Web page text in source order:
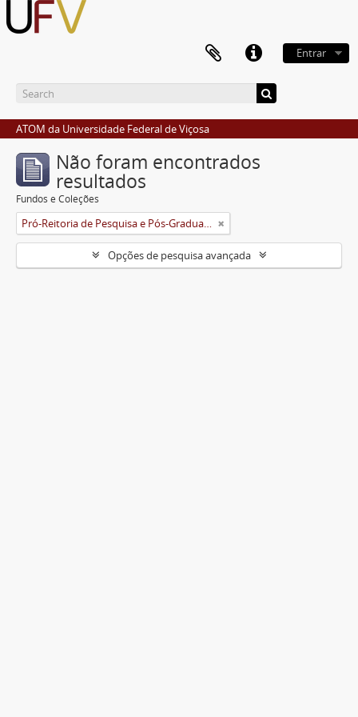
Entrar
ATOM da Universidade Federal de Viçosa
Não foram encontrados
resultados
Fundos e Coleções
Pró-Reitoria de Pesquisa e Pós-Graduação
Opções de pesquisa avançada